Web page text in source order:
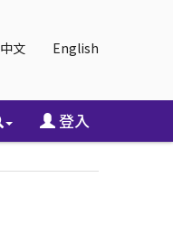
中文 English
登入